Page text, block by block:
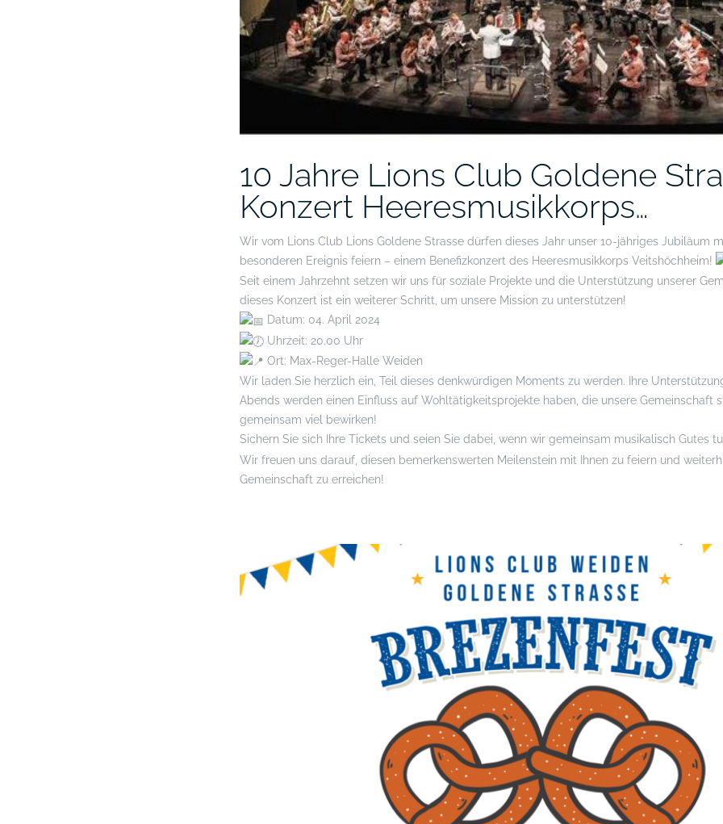
10 Jahre Lions Club Goldene
Konzert Heeresmusikkorps…
Wir vom Lions Club Lions Goldene Strasse dürfen dieses Jahr unser 10-jähriges Jubiläum
besonderen Ereignis feiern – einem Benefizkonzert des Heeresmusikkorps Veitshöchheim!
Seit einem Jahrzehnt setzen wir uns für soziale Projekte und die Unterstützung unserer
dieses Konzert ist ein weiterer Schritt, um unsere Mission zu unterstützen!
Datum: 04. April 2024
Uhrzeit: 20.00 Uhr
Ort: Max-Reger-Halle Weiden
Wir laden Sie herzlich ein, Teil dieses denkwürdigen Moments zu werden. Ihre
Abends werden einen Einfluss auf Wohltätigkeitsprojekte haben, die unsere Gemeinschaft
gemeinsam viel bewirken!
Sichern Sie sich Ihre Tickets und seien Sie dabei, wenn wir gemeinsam musikalisch Gutes
Wir freuen uns darauf, diesen bemerkenswerten Meilenstein mit Ihnen zu feiern und
Gemeinschaft zu erreichen!